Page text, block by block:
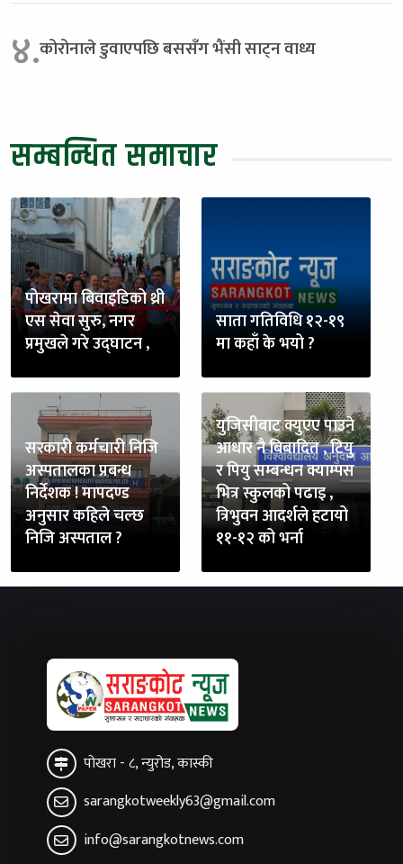
४.कोरोनाले डुवाएपछि बससँग भैंसी साट्न वाध्य
सम्बन्धित समाचार
पोखरामा बिवाइडिको थ्री
एस सेवा सुरु, नगर
प्रमुखले गरे उद्घाटन ,
साता गतिविधि १२-१९
मा कहाँ के भयो ?
सरकारी कर्मचारी निजि
अस्पतालका प्रबन्ध
निर्देशक ! मापदण्ड
अनुसार कहिले चल्छ
निजि अस्पताल ?
युजिसीबाट क्युएए पाउने
आधार नै बिबादित , टियु
र पियु सम्बन्धन क्याम्पस
भित्र स्कुलको पढाइ ,
त्रिभुवन आदर्शले हटायो
११-१२ को भर्ना
पोखरा - ८, न्युरोड, कास्की
sarangkotweekly63@gmail.com
info@sarangkotnews.com